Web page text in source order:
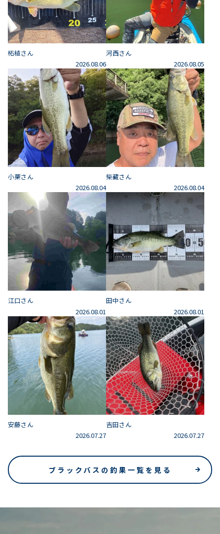
柘植さん
2026.08.06
河西さん
2026.08.05
小栗さん
2026.08.04
柴藏さん
2026.08.04
江口さん
2026.08.01
田中さん
2026.08.01
安藤さん
2026.07.27
吉田さん
2026.07.27
ブラックバスの釣果一覧を見る